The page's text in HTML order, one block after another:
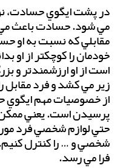
در پشت ايگوي حسادت،
مي شود. حسادت باعث مي
مقابلي كه نسبت به او
خودمان را كوچكتر از او
است از او ارزشمندتر و
زير مي كشد و فرد مقابل
از خصوصيات مهم ايگوي
پرسيدن است. يعني ممكن
حتي لوازم شخصي فرد
شخصي و … را كنترل
فرا مي رسد.